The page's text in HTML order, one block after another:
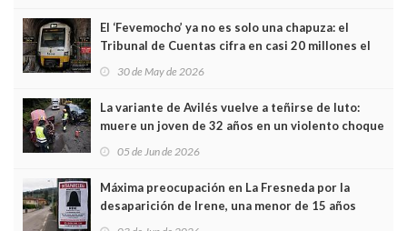
El ‘Fevemocho’ ya no es solo una chapuza: el
Tribunal de Cuentas cifra en casi 20 millones el
sobrecoste de los trenes que no cabían por los
30 de May de 2026
La variante de Avilés vuelve a teñirse de luto:
muere un joven de 32 años en un violento choque
frontal
05 de Jun de 2026
Máxima preocupación en La Fresneda por la
desaparición de Irene, una menor de 15 años